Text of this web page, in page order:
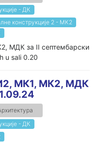
- ДК
конструкције 2 - МК2
МДК за II септембарски
u sali 0.20
МК1, МК2, МДК
- ДК